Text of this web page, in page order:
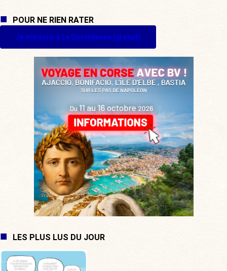
POUR NE RIEN RATER
Je m'inscris à La Quotidienne (gratuit)
LES PLUS LUS DU JOUR